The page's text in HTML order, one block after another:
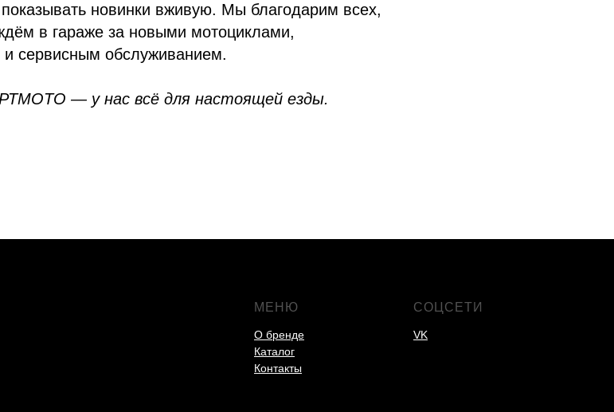
новинки вживую. Мы благодарим всех,
в гараже за новыми мотоциклами,
и сервисным обслуживанием.
— у нас всё для настоящей езды.
МЕНЮ
О бренде
Каталог
Контакты
СОЦСЕТИ
VK